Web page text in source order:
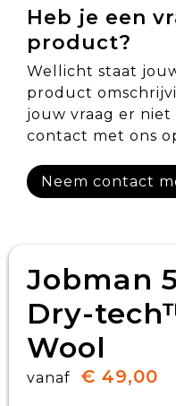
Heb je een
product?
Wellicht staat
product
jouw vraag er niet
contact met ons
Neem contact
Jobman
Dry-
Wool
vanaf € 49,00